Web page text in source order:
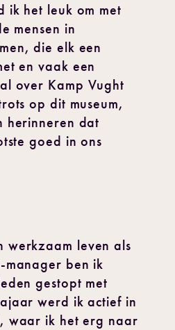
ik het leuk om met
mensen in
die elk een
en vaak een
over Kamp Vught
op dit museum,
herinneren dat
goed in ons
werkzaam leven als
manager ben ik
gestopt met
werd ik actief in
waar ik het erg naar